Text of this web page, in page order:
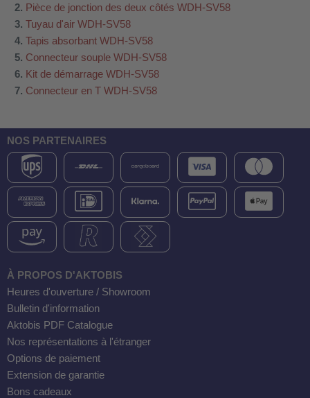
Pièce de jonction des deux côtés WDH-SV58
Tuyau d'air WDH-SV58
Tapis absorbant WDH-SV58
Connecteur souple WDH-SV58
Kit de démarrage WDH-SV58
Connecteur en T WDH-SV58
NOS PARTENAIRES
À PROPOS D'AKTOBIS
Heures d'ouverture / Showroom
Bulletin d'information
Aktobis PDF Catalogue
Nos représentations à l'étranger
Options de paiement
Extension de garantie
Bons cadeaux